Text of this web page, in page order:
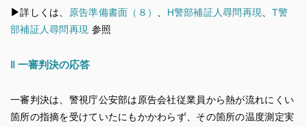
▶︎詳しくは、 原告準備書面（８） H警部補証人尋問再現
T警
部補証人尋問再現 参照
‖ 一審判決の応答
一審判決は、警視庁公安部は原告会社従業員から熱が流れにくい
箇所の指摘を受けていたにもかかわらず、その箇所の温度測定実